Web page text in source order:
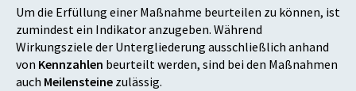
Um die Erfüllung einer Maßnahme beurteilen zu können, ist
zumindest ein Indikator anzugeben. Während
Wirkungsziele der Untergliederung ausschließlich anhand
von Kennzahlen beurteilt werden, sind bei den Maßnahmen
auch Meilensteine zulässig.